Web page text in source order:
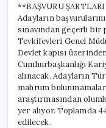
**BAŞVURU
Adayların
sınavından geçerli bir
Tevkifevleri Genel
Devlet kapısı
Cumhurbaşkanlığı
alınacak. Adayların
mahrum
araştırmasından
yer alıyor. Toplamda
edilecek.